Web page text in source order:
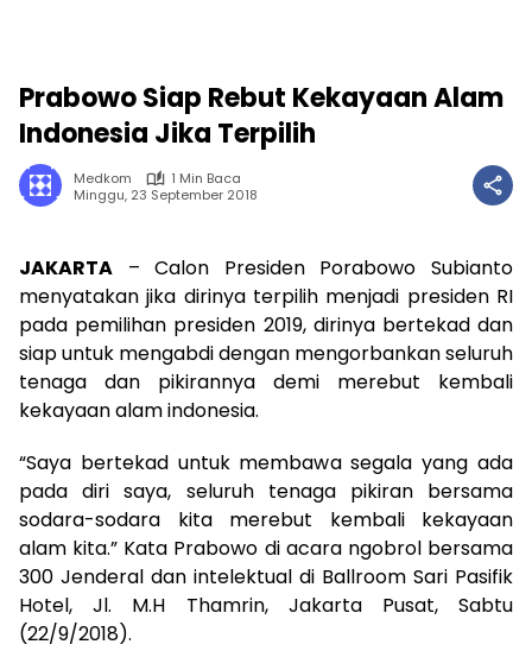
Prabowo Siap Rebut Kekayaan Alam
Indonesia Jika Terpilih
Medkom
1 Min Baca
Minggu, 23 September 2018
JAKARTA – Calon Presiden Porabowo Subianto
menyatakan jika dirinya terpilih menjadi presiden RI
pada pemilihan presiden 2019, dirinya bertekad dan
siap untuk mengabdi dengan mengorbankan seluruh
tenaga dan pikirannya demi merebut kembali
kekayaan alam indonesia.
“Saya bertekad untuk membawa segala yang ada
pada diri saya, seluruh tenaga pikiran bersama
sodara-sodara kita merebut kembali kekayaan
alam kita.” Kata Prabowo di acara ngobrol bersama
300 Jenderal dan intelektual di Ballroom Sari Pasifik
Hotel, Jl. M.H Thamrin, Jakarta Pusat, Sabtu
(22/9/2018).